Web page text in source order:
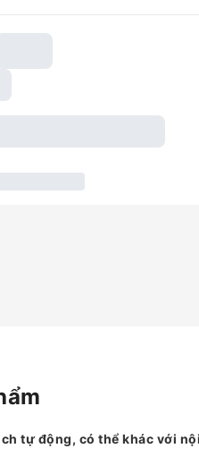
tự động, có thể khác với